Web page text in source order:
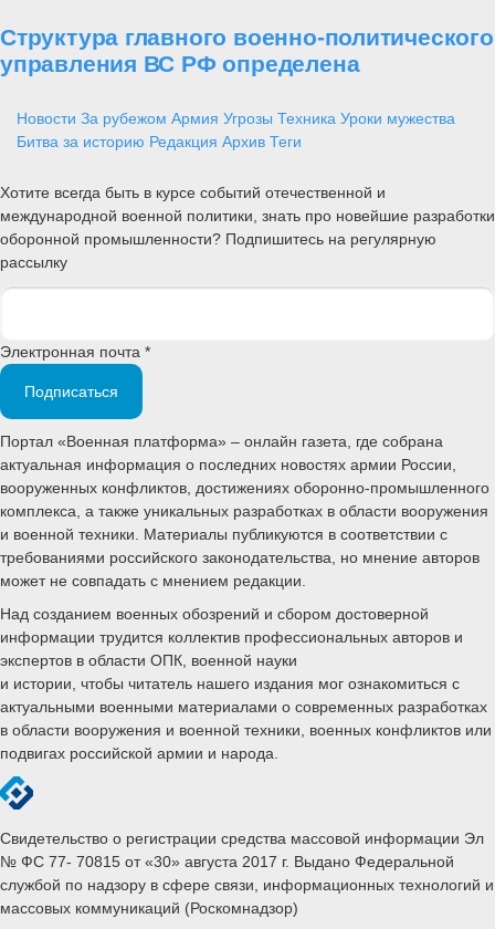
Структура главного военно-политического
управления ВС РФ определена
Новости За рубежом Армия Угрозы Техника Уроки мужества
Битва за историю Редакция Архив Теги
Хотите всегда быть в курсе событий отечественной и
международной военной политики, знать про новейшие разработки
оборонной промышленности? Подпишитесь на регулярную
рассылку
Электронная почта *
Подписаться
Портал «Военная платформа» – онлайн газета, где собрана
актуальная информация о последних новостях армии России,
вооруженных конфликтов, достижениях оборонно-промышленного
комплекса, а также уникальных разработках в области вооружения
и военной техники. Материалы публикуются в соответствии с
требованиями российского законодательства, но мнение авторов
может не совпадать с мнением редакции.
Над созданием военных обозрений и сбором достоверной
информации трудится коллектив профессиональных авторов и
экспертов в области ОПК, военной науки
и истории, чтобы читатель нашего издания мог ознакомиться с
актуальными военными материалами о современных разработках
в области вооружения и военной техники, военных конфликтов или
подвигах российской армии и народа.
Свидетельство о регистрации средства массовой информации Эл
№ ФС 77- 70815 от «30» августа 2017 г. Выдано Федеральной
службой по надзору в сфере связи, информационных технологий и
массовых коммуникаций (Роскомнадзор)